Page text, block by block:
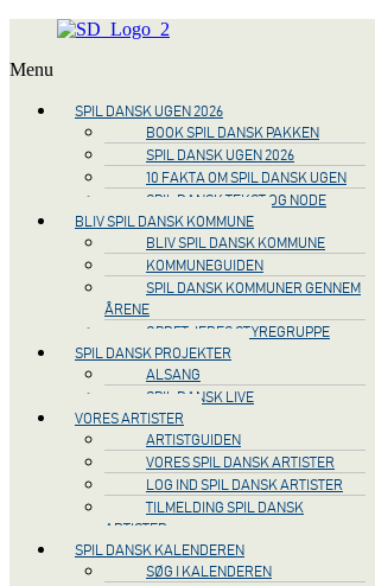
Menu
SPIL DANSK UGEN 2026
BOOK SPIL DANSK PAKKEN
SPIL DANSK UGEN 2026
10 FAKTA OM SPIL DANSK UGEN
SPIL DANSK TEKST OG NODE
BLIV SPIL DANSK KOMMUNE
BLIV SPIL DANSK KOMMUNE
KOMMUNEGUIDEN
SPIL DANSK KOMMUNER GENNEM
ÅRENE
OPRET JERES STYREGRUPPE
SPIL DANSK PROJEKTER
ALSANG
SPIL DANSK LIVE
VORES ARTISTER
ARTISTGUIDEN
VORES SPIL DANSK ARTISTER
LOG IND SPIL DANSK ARTISTER
TILMELDING SPIL DANSK
ARTISTER
SPIL DANSK KALENDEREN
SØG I KALENDEREN